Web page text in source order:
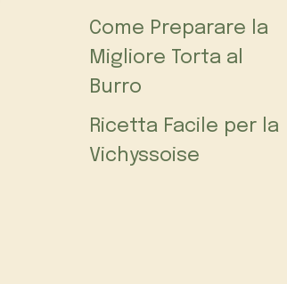
Come Preparare la
Migliore Torta al
Burro
Ricetta Facile per la
Vichyssoise